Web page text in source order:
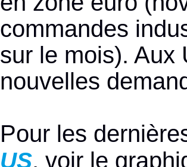
commandes
sur le mois). Aux
nouvelles
Pour les
US, voir le